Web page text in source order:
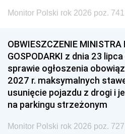
Monitor Polski rok 2026 poz. 741
OBWIESZCZENIE MINISTRA
GOSPODARKI z dnia 23
sprawie ogłoszenia
2027 r. maksymalnych
usunięcie pojazdu z drogi i
na parkingu strzeżonym
Monitor Polski rok 2026 poz. 727